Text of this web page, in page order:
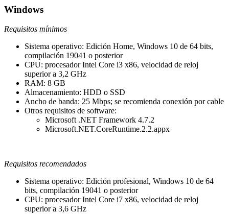
Windows
Requisitos mínimos
Sistema operativo: Edición Home, Windows 10 de 64 bits,
compilación 19041 o posterior
CPU: procesador Intel Core i3 x86, velocidad de reloj
superior a 3,2 GHz
RAM: 8 GB
Almacenamiento: HDD o SSD
Ancho de banda: 25 Mbps; se recomienda conexión por cable
Otros requisitos de software:
Microsoft .NET Framework 4.7.2
Microsoft.NET.CoreRuntime.2.2.appx
Requisitos recomendados
Sistema operativo: Edición profesional, Windows 10 de 64
bits, compilación 19041 o posterior
CPU: procesador Intel Core i7 x86, velocidad de reloj
superior a 3,6 GHz